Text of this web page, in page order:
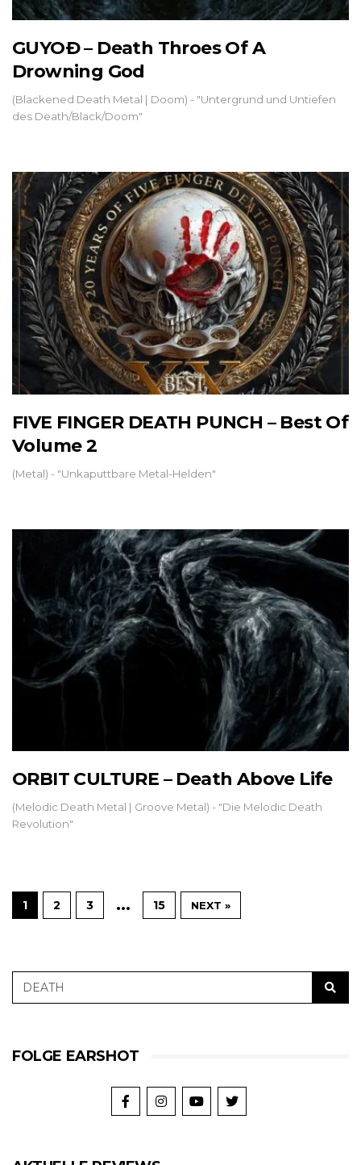
GUYOÐ – Death Throes Of A
Drowning God
(Blackened Death Metal | Doom) - "Untergrund und Untiefen
des Death/Black/Doom"
FIVE FINGER DEATH PUNCH – Best Of
Volume 2
(Metal) - "Unkaputtbare Metal-Helden"
ORBIT CULTURE – Death Above Life
(Melodic Death Metal | Groove Metal) - "Die Melodic Death
Revolution"
1 2 3 … 15 NEXT »
FOLGE EARSHOT